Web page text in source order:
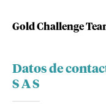
Gold Challenge
Datos de
S A S